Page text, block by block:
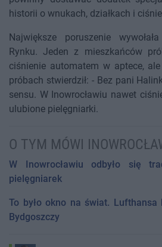
historii o wnukach, działkach i
Największe poruszenie
Rynku. Jeden z mieszkańców
ciśnienie automatem w aptece,
próbach stwierdził: - Bez pani
sensu. W Inowrocławiu nawet
ulubione pielęgniarki.
O TYM MÓWI
W Inowrocławiu odbyło się
pielęgniarek
To było okno na świat. Lufthansa
Bydgoszczy